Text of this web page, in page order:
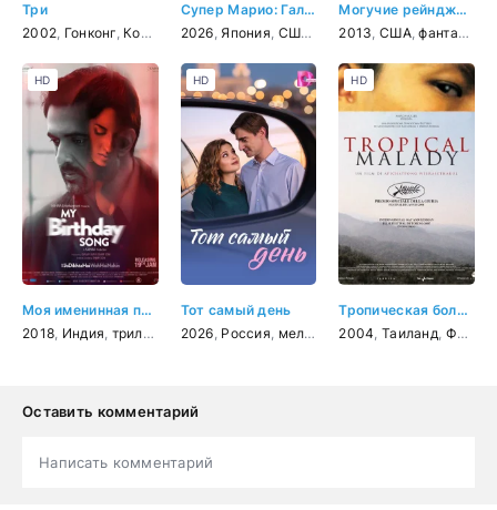
Три
2002 Гонконг Корея Южная ,Таиланд,ужасы ,боевик,драма
Супер Марио: Галактическое кино
2026 Япония США , мультфильм,фэнтези,
Могучие рейнджеры: Мегасила
2013 США,фантастика
Моя именинная песнь
2018 Индия триллер
HD
Тот самый день
2026 Россия мелодрама
HD
Тропическая болезнь
2004 Таиланд Франция
HD
Оставить комментарий
Написать комментарий